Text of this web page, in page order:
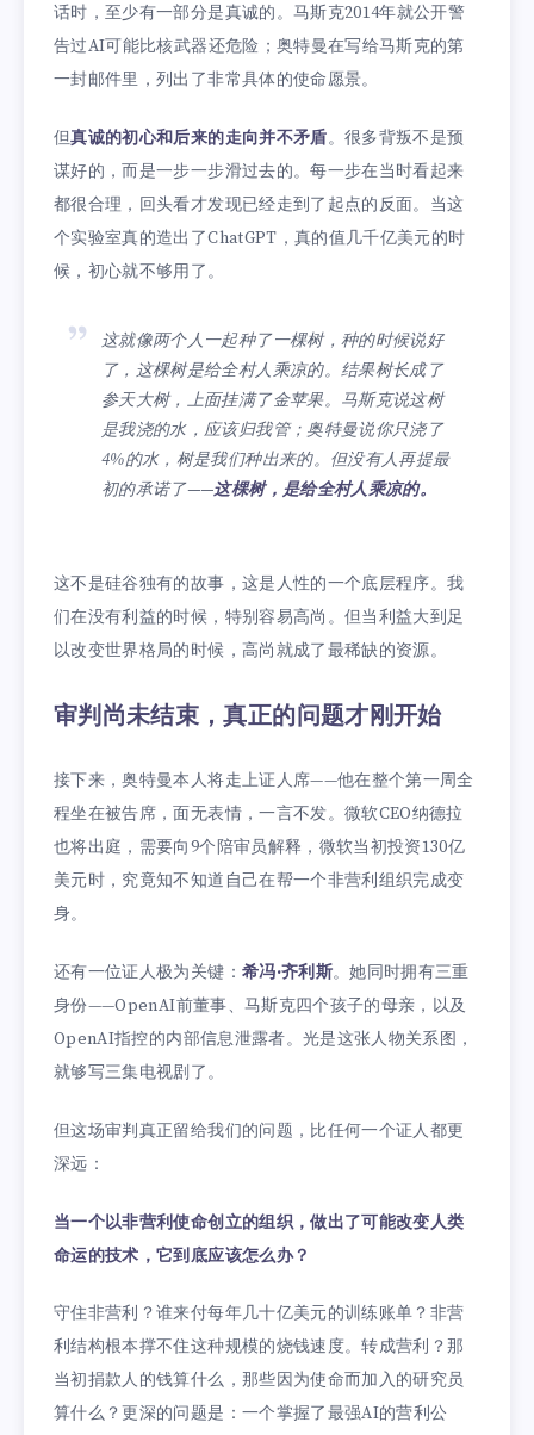
话时，至少有一部分是真诚的。马斯克2014年就公开警
告过AI可能比核武器还危险；奥特曼在写给马斯克的第
一封邮件里，列出了非常具体的使命愿景。
但真诚的初心和后来的走向并不矛盾。很多背叛不是预
谋好的，而是一步一步滑过去的。每一步在当时看起来
都很合理，回头看才发现已经走到了起点的反面。当这
个实验室真的造出了ChatGPT，真的值几千亿美元的时
候，初心就不够用了。
这就像两个人一起种了一棵树，种的时候说好
了，这棵树是给全村人乘凉的。结果树长成了
参天大树，上面挂满了金苹果。马斯克说这树
是我浇的水，应该归我管；奥特曼说你只浇了
4%的水，树是我们种出来的。但没有人再提最
初的承诺了——这棵树，是给全村人乘凉的。
这不是硅谷独有的故事，这是人性的一个底层程序。我
们在没有利益的时候，特别容易高尚。但当利益大到足
以改变世界格局的时候，高尚就成了最稀缺的资源。
审判尚未结束，真正的问题才刚开始
接下来，奥特曼本人将走上证人席——他在整个第一周全
程坐在被告席，面无表情，一言不发。微软CEO纳德拉
也将出庭，需要向9个陪审员解释，微软当初投资130亿
美元时，究竟知不知道自己在帮一个非营利组织完成变
身。
还有一位证人极为关键： 希冯·齐利斯。她同时拥有三重
身份——OpenAI前董事、马斯克四个孩子的母亲，以及
OpenAI指控的内部信息泄露者。光是这张人物关系图，
就够写三集电视剧了。
但这场审判真正留给我们的问题，比任何一个证人都更
深远：
当一个以非营利使命创立的组织，做出了可能改变人类
命运的技术，它到底应该怎么办？
守住非营利？谁来付每年几十亿美元的训练账单？非营
利结构根本撑不住这种规模的烧钱速度。转成营利？那
当初捐款人的钱算什么，那些因为使命而加入的研究员
算什么？更深的问题是：一个掌握了最强AI的营利公